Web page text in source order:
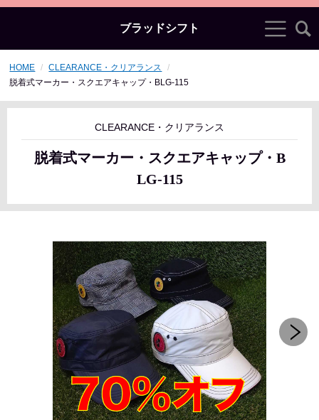
ブラッドシフト
HOME
CLEARANCE・クリアランス
脱着式マーカー・スクエアキャップ・BLG-115
CLEARANCE・クリアランス
脱着式マーカー・スクエアキャップ・B
LG-115